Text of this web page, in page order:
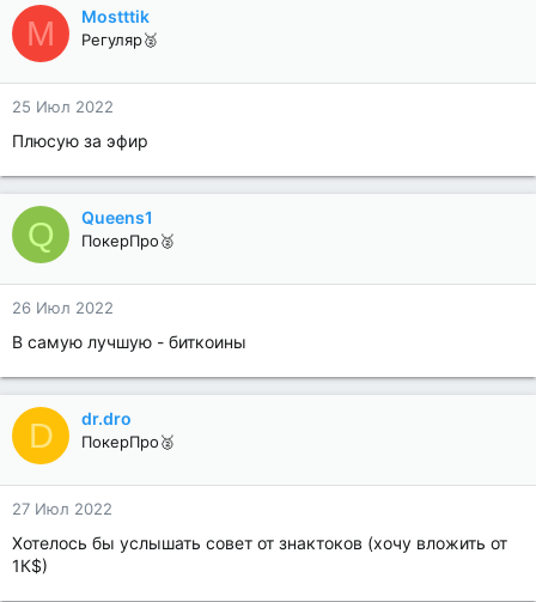
M Mostttik
Регуляр🥈
25 Июл 2022
Плюсую за эфир
Q Queens1
ПокерПро🥈
26 Июл 2022
В самую лучшую - биткоины
D dr.dro
ПокерПро🥈
27 Июл 2022
Хотелось бы услышать совет от знактоков (хочу вложить от
1К$)